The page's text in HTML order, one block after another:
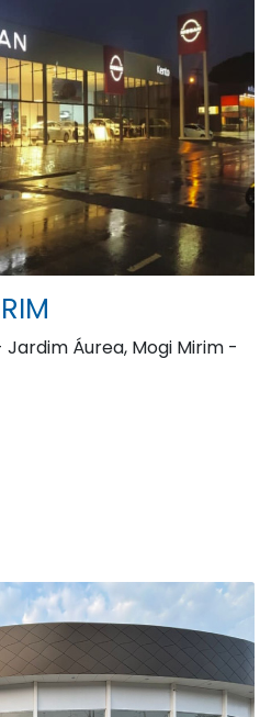
Jardim Áurea, Mogi Mirim -